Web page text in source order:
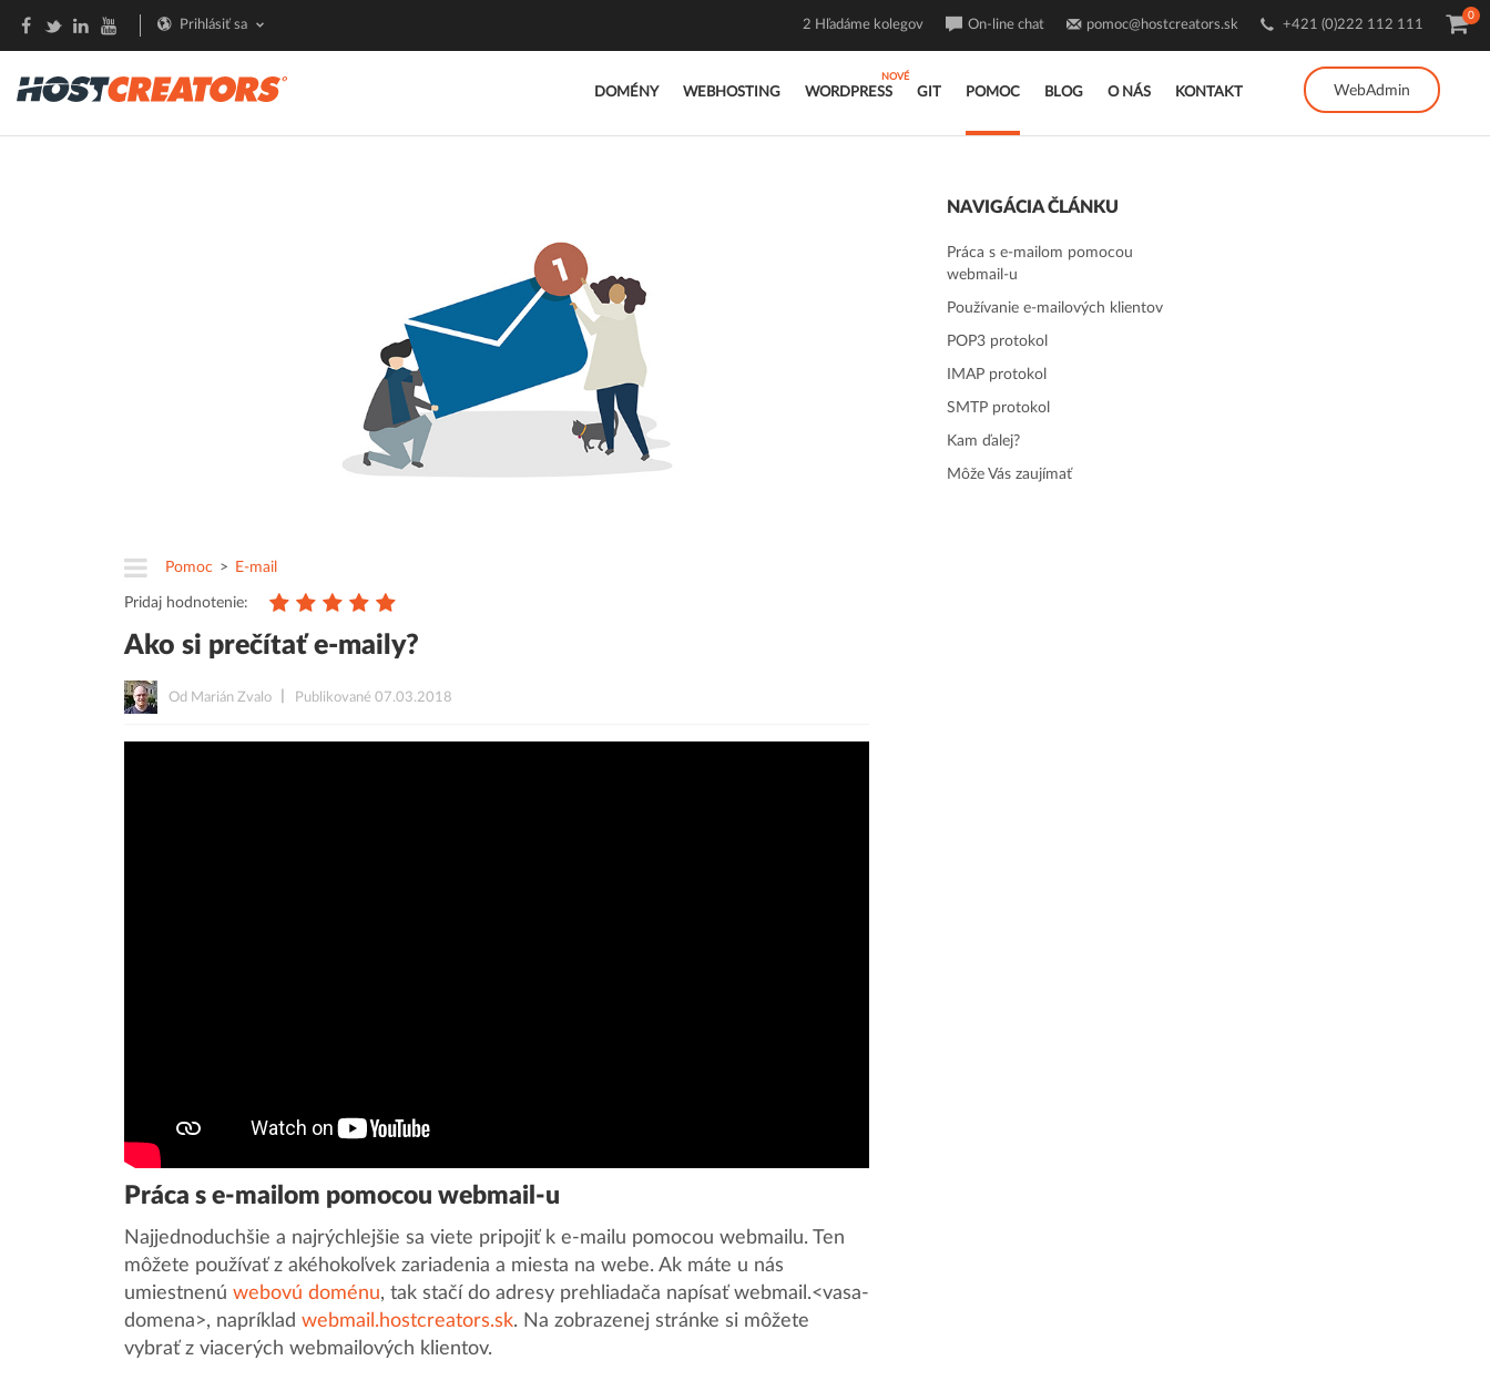
DOMÉNY WEBHOSTING WORDPRESS GIT POMOC BLOG O NÁS KONTAKT WebAdmin
Prihlásiť sa 2 Hľadáme kolegov On-line chat pomoc@hostcreators.sk +421 (0)222 112 111
0
Pomoc E-mail
Pridaj hodnotenie:
Ako si prečítať e-maily?
Od Marián Zvalo Publikované 07.03.2018
Práca s e-mailom pomocou webmail-u
Najjednoduchšie a najrýchlejšie sa viete pripojiť k e-mailu pomocou webmailu. Ten
môžete používať z akéhokoľvek zariadenia a miesta na webe. Ak máte u nás
umiestnenú webovú doménu, tak stačí do adresy prehliadača napísať webmail.<vasa-
domena>, napríklad webmail.hostcreators.sk. Na zobrazenej stránke si môžete
vybrať z viacerých webmailových klientov.
NAVIGÁCIA ČLÁNKU
Práca s e-mailom pomocou
webmail-u
Používanie e-mailových klientov
POP3 protokol
IMAP protokol
SMTP protokol
Kam ďalej?
Môže Vás zaujímať